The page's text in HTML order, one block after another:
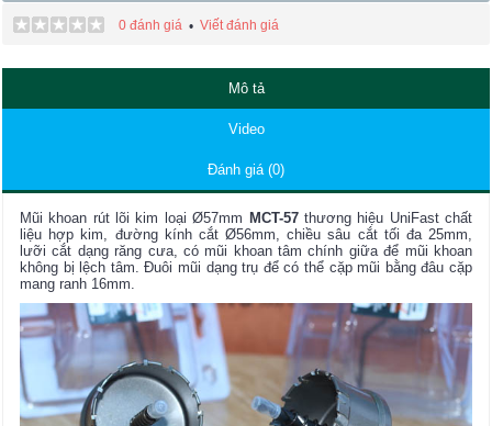
0 đánh giá • Viết đánh giá
Mô tả
Video
Đánh giá (0)
Mũi khoan rút lõi kim loại Ø57mm MCT-57thương hiệu UniFast chất
liệu hợp kim, đường kính cắt Ø56mm, chiều sâu cắt tối đa 25mm,
lưỡi cắt dạng răng cưa, có mũi khoan tâm chính giữa để mũi khoan
không bị lệch tâm. Đuôi mũi dạng trụ để có thể cặp mũi bằng đâu cặp
mang ranh 16mm.